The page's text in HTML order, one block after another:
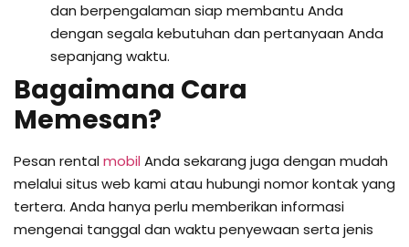
dan berpengalaman siap membantu Anda
dengan segala kebutuhan dan pertanyaan Anda
sepanjang waktu.
Bagaimana Cara
Memesan?
Pesan rentalmobil Anda sekarang juga dengan mudah
melalui situs web kami atau hubungi nomor kontak yang
tertera. Anda hanya perlu memberikan informasi
mengenai tanggal dan waktu penyewaan serta jenis